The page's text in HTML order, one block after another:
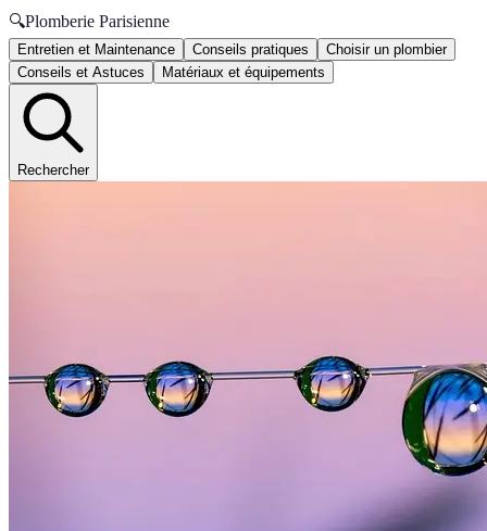
🔍Plomberie Parisienne
Entretien et Maintenance Conseils pratiques
Choisir un plombier
Conseils et Astuces
Matériaux et équipements
Rechercher